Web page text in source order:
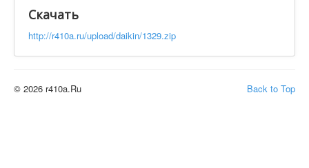
Скачать
http://r410a.ru/upload/daikin/1329.zip
Back to Top
© 2026 r410a.Ru